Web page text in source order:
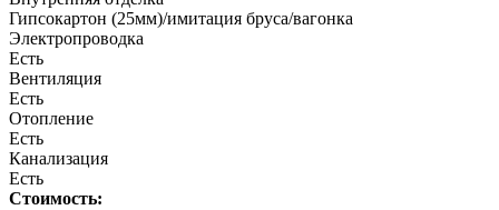
Гипсокартон (25мм)/имитация бруса/вагонка
Электропроводка
Есть
Вентиляция
Есть
Отопление
Есть
Канализация
Есть
Стоимость: